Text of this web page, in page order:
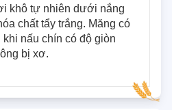
khô tự nhiên dưới nắng
chất tẩy trắng. Măng có
khi nấu chín có độ giòn
bị xơ.